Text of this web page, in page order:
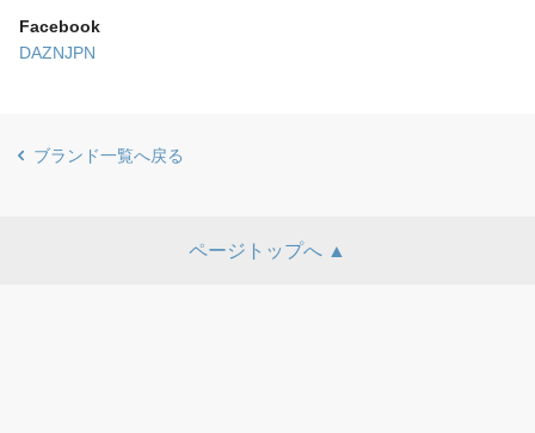
Facebook
DAZNJPN
ブランド一覧へ戻る
ページトップへ ▲